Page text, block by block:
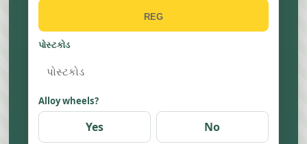
પોસ્ટકોડ
Alloy wheels?
Yes No